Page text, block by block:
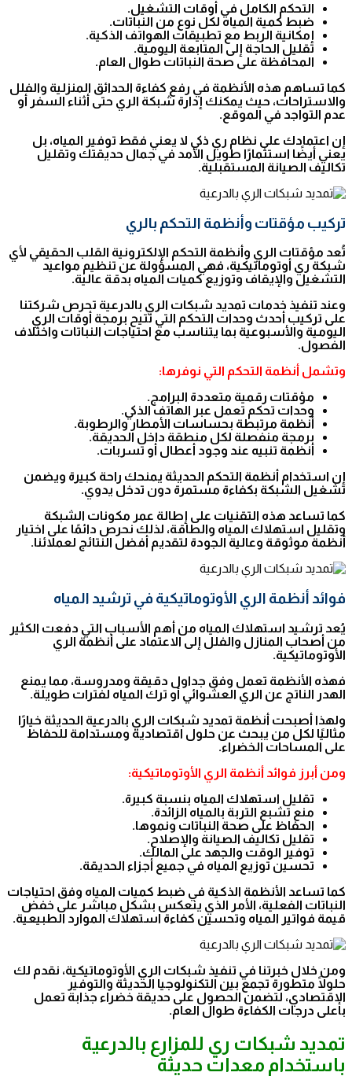
التحكم الكامل في أوقات التشغيل.
ضبط كمية المياه لكل نوع من النباتات.
إمكانية الربط مع تطبيقات الهواتف الذكية.
تقليل الحاجة إلى المتابعة اليومية.
المحافظة على صحة النباتات طوال العام.
كما تساهم هذه الأنظمة في رفع كفاءة الحدائق المنزلية والفلل
والاستراحات، حيث يمكنك إدارة شبكة الري حتى أثناء السفر أو
عدم التواجد في الموقع.
إن اعتمادك على نظام ري ذكي لا يعني فقط توفير المياه، بل
يعني أيضًا استثمارًا طويل الأمد في جمال حديقتك وتقليل
تكاليف الصيانة المستقبلية.
تركيب مؤقتات وأنظمة التحكم بالري
تُعد مؤقتات الري وأنظمة التحكم الإلكترونية القلب الحقيقي لأي
شبكة ري أوتوماتيكية، فهي المسؤولة عن تنظيم مواعيد
التشغيل والإيقاف وتوزيع كميات المياه بدقة عالية.
وعند تنفيذ خدمات تمديد شبكات الري بالدرعية تحرص شركتنا
على تركيب أحدث وحدات التحكم التي تتيح برمجة أوقات الري
اليومية والأسبوعية بما يتناسب مع احتياجات النباتات واختلاف
الفصول.
وتشمل أنظمة التحكم التي نوفرها:
مؤقتات رقمية متعددة البرامج.
وحدات تحكم تعمل عبر الهاتف الذكي.
أنظمة مرتبطة بحساسات الأمطار والرطوبة.
برمجة منفصلة لكل منطقة داخل الحديقة.
أنظمة تنبيه عند وجود أعطال أو تسربات.
إن استخدام أنظمة التحكم الحديثة يمنحك راحة كبيرة ويضمن
تشغيل الشبكة بكفاءة مستمرة دون تدخل يدوي.
كما تساعد هذه التقنيات على إطالة عمر مكونات الشبكة
وتقليل استهلاك المياه والطاقة، لذلك نحرص دائمًا على اختيار
أنظمة موثوقة وعالية الجودة لتقديم أفضل النتائج لعملائنا.
فوائد أنظمة الري الأوتوماتيكية في ترشيد المياه
يُعد ترشيد استهلاك المياه من أهم الأسباب التي دفعت الكثير
من أصحاب المنازل والفلل إلى الاعتماد على أنظمة الري
الأوتوماتيكية.
فهذه الأنظمة تعمل وفق جداول دقيقة ومدروسة، مما يمنع
الهدر الناتج عن الري العشوائي أو ترك المياه لفترات طويلة.
ولهذا أصبحت أنظمة تمديد شبكات الري بالدرعية الحديثة خيارًا
مثاليًا لكل من يبحث عن حلول اقتصادية ومستدامة للحفاظ
على المساحات الخضراء.
ومن أبرز فوائد أنظمة الري الأوتوماتيكية:
تقليل استهلاك المياه بنسبة كبيرة.
منع تشبع التربة بالمياه الزائدة.
الحفاظ على صحة النباتات ونموها.
تقليل تكاليف الصيانة والإصلاح.
توفير الوقت والجهد على المالك.
تحسين توزيع المياه في جميع أجزاء الحديقة.
كما تساعد الأنظمة الذكية في ضبط كميات المياه وفق احتياجات
النباتات الفعلية، الأمر الذي ينعكس بشكل مباشر على خفض
قيمة فواتير المياه وتحسين كفاءة استهلاك الموارد الطبيعية.
ومن خلال خبرتنا في تنفيذ شبكات الري الأوتوماتيكية، نقدم لك
حلولًا متطورة تجمع بين التكنولوجيا الحديثة والتوفير
الاقتصادي، لتضمن الحصول على حديقة خضراء جذابة تعمل
بأعلى درجات الكفاءة طوال العام.
تمديد شبكات ري للمزارع بالدرعية
باستخدام معدات حديثة